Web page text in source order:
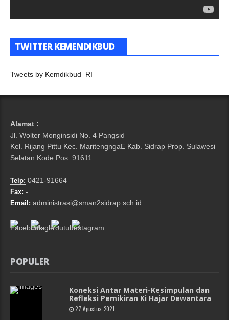
TWITTER KEMENDIKBUD
Tweets by Kemdikbud_RI
Alamat :
Jl. Wolter Monginsidi No. 4 Pangsid
Kel. Rijang Pittu Kec. MaritengngaE Kab. Sidrap Prop. Sulawesi
Selatan Kode Pos: 91611
Telp: 0421-91664
Fax: -
Email: administrasi@sman2sidrap.sch.id
POPULER
Koneksi Antar Materi-Kesimpulan dan
Refleksi Pemikiran Ki Hajar Dewantara
27 Agustus 2021